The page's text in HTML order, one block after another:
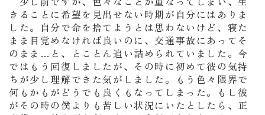
きることに希望を見出せない時期が自分にはありま
した。自分で命を捨てようとは思わないけど、寝た
まま目覚めなければ良いのに、交通事故にあってそ
のまま…と、とことん追い詰められていました。今
ではもう回復しましたが、その時に初めて彼の気持
ちが少し理解できた気がしました。もう色々限界で
何もかもがどうでも良くもなってしまった。もし彼
がその時の僕よりも苦しい状況にいたとしたら、正